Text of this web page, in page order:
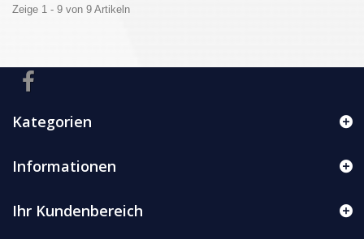
Zeige 1 - 9 von 9 Artikeln
Kategorien
Informationen
Ihr Kundenbereich